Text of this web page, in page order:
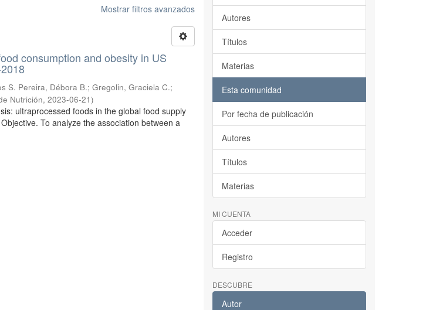
Mostrar filtros avanzados
consumption and obesity in US
S. Pereira, Débora B.;Gregolin, Graciela C.;
Nutrición,2023-06-21)
ultraprocessed foods in the global food supply
To analyze the association between a
Autores
Títulos
Materias
Esta comunidad
Por fecha de publicación
Autores
Títulos
Materias
MI CUENTA
Acceder
Registro
DESCUBRE
Autor